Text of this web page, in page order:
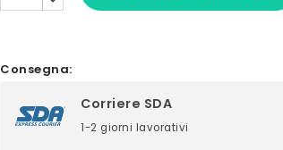
Consegna:
Corriere SDA
1-2 giorni lavorativi